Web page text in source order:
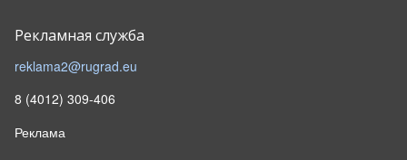
Рекламная служба
reklama2@rugrad.eu
8 (4012) 309-406
Реклама